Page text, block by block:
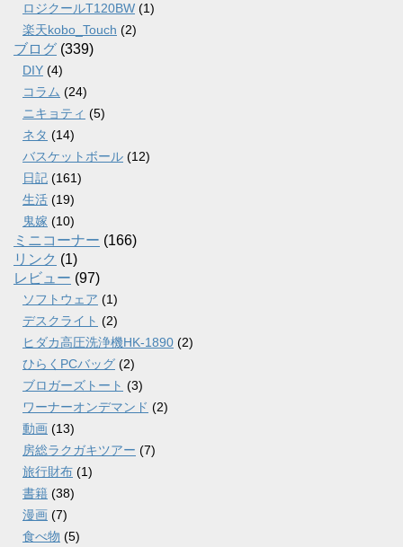
ロジクールT120BW (1)
楽天kobo_Touch (2)
ブログ (339)
DIY (4)
コラム (24)
ニキョティ (5)
ネタ (14)
バスケットボール (12)
日記 (161)
生活 (19)
鬼嫁 (10)
ミニコーナー (166)
リンク (1)
レビュー (97)
ソフトウェア (1)
デスクライト (2)
ヒダカ高圧洗浄機HK-1890 (2)
ひらくPCバッグ (2)
ブロガーズトート (3)
ワーナーオンデマンド (2)
動画 (13)
房総ラクガキツアー (7)
旅行財布 (1)
書籍 (38)
漫画 (7)
食べ物 (5)